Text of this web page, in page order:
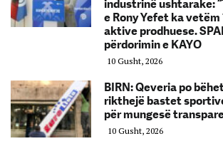
industrinë ushtarake:
e Rony Yefet ka vetëm
aktive prodhuese.
përdorimin e KAYO
10 Gusht, 2026
BIRN: Qeveria po
rikthejë bastet
për mungesë
10 Gusht, 2026